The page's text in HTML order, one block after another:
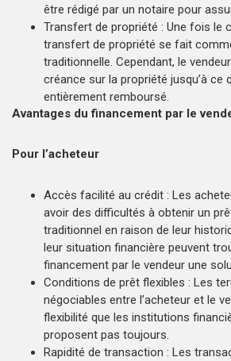
être rédigé par un notaire pour
Transfert de propriété : Une fois le
transfert de propriété se fait
traditionnelle. Cependant, le
créance sur la propriété jusqu’à ce
entièrement remboursé.
Avantages du financement par le
Pour l’acheteur
Accès facilité au crédit : Les
avoir des difficultés à obtenir un
traditionnel en raison de leur
leur situation financière peuvent
financement par le vendeur une
Conditions de prêt flexibles : Les
négociables entre l’acheteur et le
flexibilité que les institutions
proposent pas toujours.
Rapidité de transaction : Les